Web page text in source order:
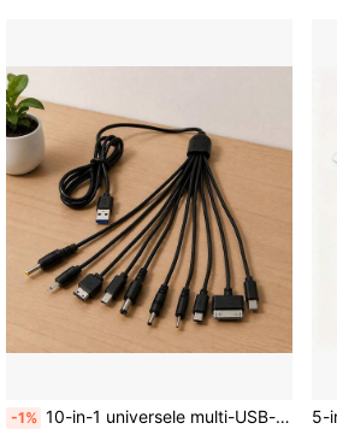
-1% 10-in-1 universele multi-USB-oplaadkabel, adapter met meerdere stekkerconnectoren met Type C, Micro USB, Mini USB en DC-poorten (5.5/4.0/3.5/2.5/2.0) voor mobiele telefoons, tablets en huishoudelijke elektronica